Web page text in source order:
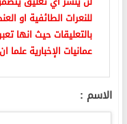
للنعرات الطائفية او
بالتعليقات حيث انها
عمانيات الإخبارية
الاسم :